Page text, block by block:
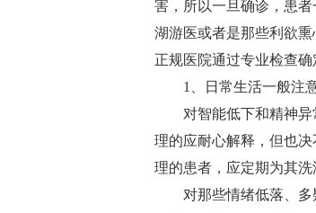
害，所以一旦确诊，患
湖游医或者是那些利欲
正规医院通过专业检查
1、日常生活一般注
对智能低下和精神
理的应耐心解释，但也
理的患者，应定期为其洗
对那些情绪低落、